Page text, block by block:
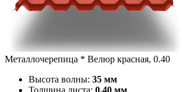
Металлочерепица * Велюр красная, 0.40
Высота волны: 35 мм
Толщина листа: 0.40 мм